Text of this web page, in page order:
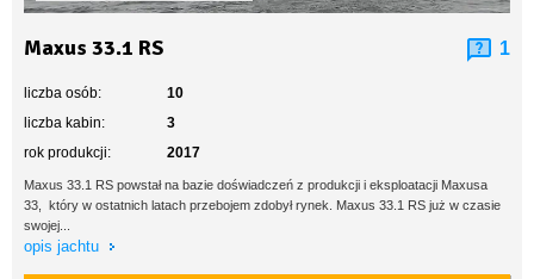
Maxus 33.1 RS 1
liczba osób:
10
liczba kabin:
3
rok produkcji:
2017
Maxus 33.1 RS powstał na bazie doświadczeń z produkcji i eksploatacji Maxusa
33, który w ostatnich latach przebojem zdobył rynek. Maxus 33.1 RS już w czasie
swojej...
opis jachtu